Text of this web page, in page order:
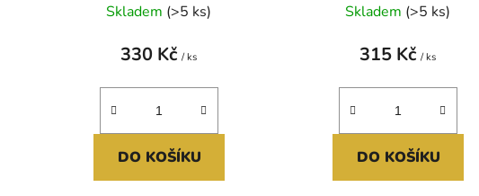
Skladem (>5 ks)
330 Kč/ ks
DO KOŠÍKU
Skladem (>5 ks)
315 Kč/ ks
DO KOŠÍKU